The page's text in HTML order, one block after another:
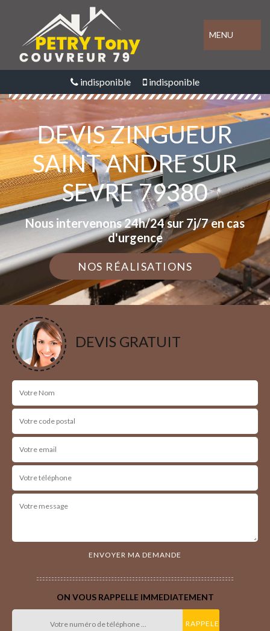
MENU
indisponible indisponible
DEVIS ZINGUEUR
SAINT ANDRE SUR
SEVRE 79380
Nous intervenons 24h/24 sur 7j/7 en cas
d'urgence
NOS RÉALISATIONS
DEVIS GRATUIT
ON VOUS RAPPELLE IMMEDIATEMENT